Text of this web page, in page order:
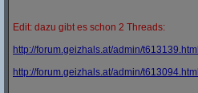
Edit: dazu gibt es schon 2 Threads:
http://forum.geizhals.at/admin/t613139.html
http://forum.geizhals.at/admin/t613094.html